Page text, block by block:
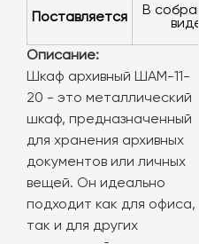
Поставляется
в собранном
виде
Описание:
Шкаф архивный ШАМ-11-
20 - это металлический
шкаф, предназначенный
для хранения архивных
документов или личных
вещей. Он идеально
подходит как для офиса,
так и для других